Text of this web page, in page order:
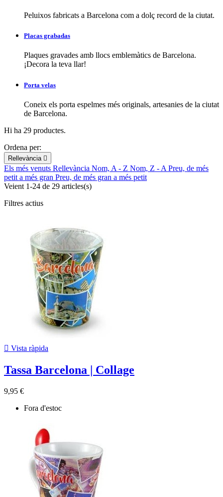
Peluixos fabricats a Barcelona com a dolç record de la ciutat.
Placas grabadas
Plaques gravades amb llocs emblemàtics de Barcelona.
¡Decora la teva llar!
Porta velas
Coneix els porta espelmes més originals, artesanies de la ciutat
de Barcelona.
Hi ha 29 productes.
Ordena per:
Rellevància 
Els més venuts Rellevància Nom, A - Z Nom, Z - A Preu, de més
petit a més gran Preu, de més gran a més petit
Veient 1-24 de 29 articles(s)
Filtres actius
 Vista ràpida
Tassa Barcelona | Collage
9,95 €
Fora d'estoc